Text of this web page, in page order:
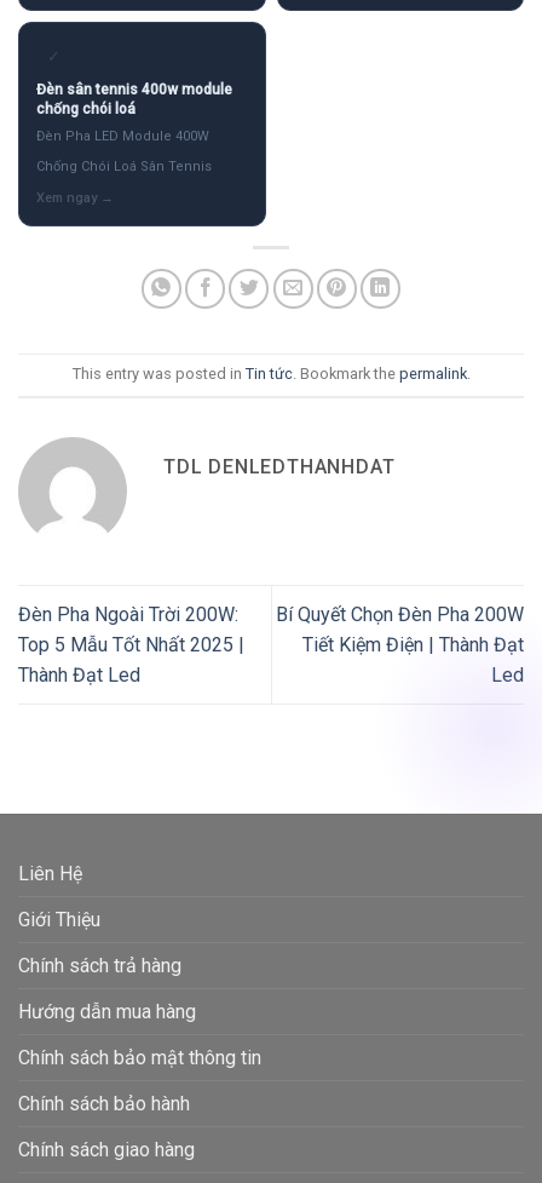
✓
Đèn sân tennis 400w module
chống chói loá
Đèn Pha LED Module 400W
Chống Chói Loá Sân Tennis
This entry was posted in Tin tức. Bookmark the permalink.
TDL DENLEDTHANHDAT
Đèn Pha Ngoài Trời 200W:
Top 5 Mẫu Tốt Nhất 2025 |
Thành Đạt Led
Bí Quyết Chọn Đèn Pha 200W
Tiết Kiệm Điện | Thành Đạt
Led
Liên Hệ
Giới Thiệu
Chính sách trả hàng
Hướng dẫn mua hàng
Chính sách bảo mật thông tin
Chính sách bảo hành
Chính sách giao hàng